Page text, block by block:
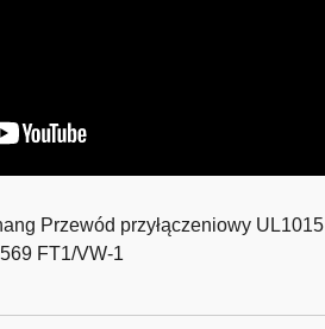
Przewód przyłączeniowy UL1015
FT1/VW-1